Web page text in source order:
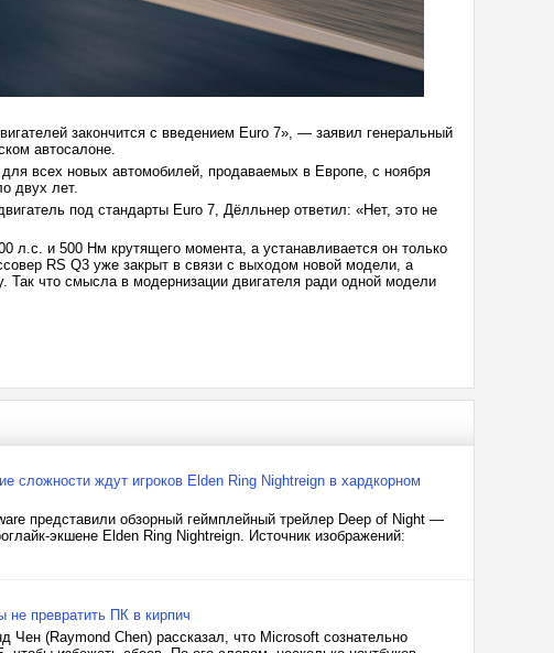
закончится с введением Euro 7», — заявил генеральный
автосалоне.
всех новых автомобилей, продаваемых в Европе, с ноября
двух лет.
под стандарты Euro 7, Дёлльнер ответил: «Нет, это не
л.с. и 500 Нм крутящего момента, а устанавливается он только
RS Q3 уже закрыт в связи с выходом новой модели, а
Так что смысла в модернизации двигателя ради одной модели
сложности ждут игроков Elden Ring Nightreign в хардкорном
представили обзорный геймплейный трейлер Deep of Night —
экшене Elden Ring Nightreign. Источник изображений:
не превратить ПК в кирпич
(Raymond Chen) рассказал, что Microsoft сознательно